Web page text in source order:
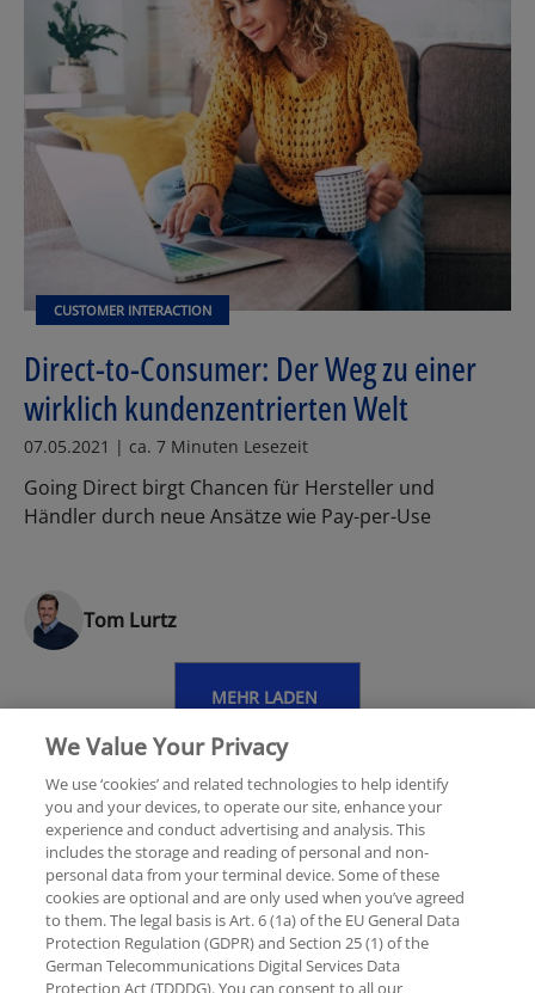
CUSTOMER INTERACTION
Direct-to-Consumer: Der Weg zu einer
wirklich kundenzentrierten Welt
07.05.2021 | ca. 7 Minuten Lesezeit
Going Direct birgt Chancen für Hersteller und
Händler durch neue Ansätze wie Pay-per-Use
Tom Lurtz
MEHR LADEN
Rechtliche Hinweise Datenschutzerklärung
Hilfe Unternehmensangaben
We Value Your Privacy
We use ‘cookies’ and related technologies to help identify
you and your devices, to operate our site, enhance your
experience and conduct advertising and analysis. This
includes the storage and reading of personal and non-
personal data from your terminal device. Some of these
cookies are optional and are only used when you’ve agreed
to them. The legal basis is Art. 6 (1a) of the EU General Data
Protection Regulation (GDPR) and Section 25 (1) of the
German Telecommunications Digital Services Data
Protection Act (TDDDG). You can consent to all our